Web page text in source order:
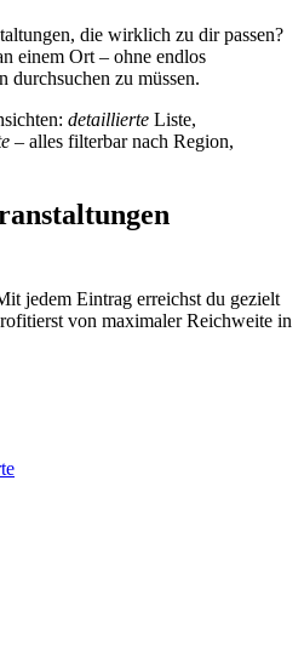
die wirklich zu dir passen?
einem Ort – ohne endlos
durchsuchen zu müssen.
detaillierte Liste,
– alles filterbar nach Region,
jedem Eintrag erreichst du gezielt
von maximaler Reichweite in